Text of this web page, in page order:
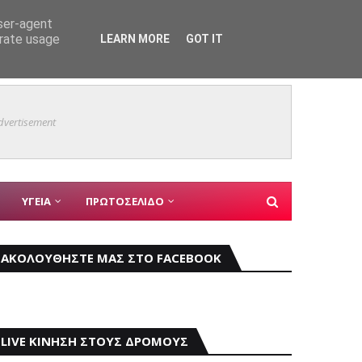
Σεούλ ΓΙΑΝΝΗΣ ΚΩΝΣΤΑΝΤΑΤΟΣ
ΥΓΕΙΑ ΠΡΩΤΟΣΕΛΙΔΟ
ΑΚΟΛΟΥΘΗΣΤΕ ΜΑΣ ΣΤΟ FACEBOOK
LIVE ΚΙΝΗΣΗ ΣΤΟΥΣ ΔΡΟΜΟΥΣ
agent
usage
LEARN MORE GOT IT